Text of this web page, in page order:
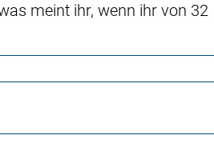
meint ihr, wenn ihr von 32